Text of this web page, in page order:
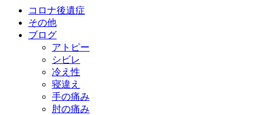
コロナ後遺症
その他
ブログ
アトピー
シビレ
冷え性
寝違え
手の痛み
肘の痛み